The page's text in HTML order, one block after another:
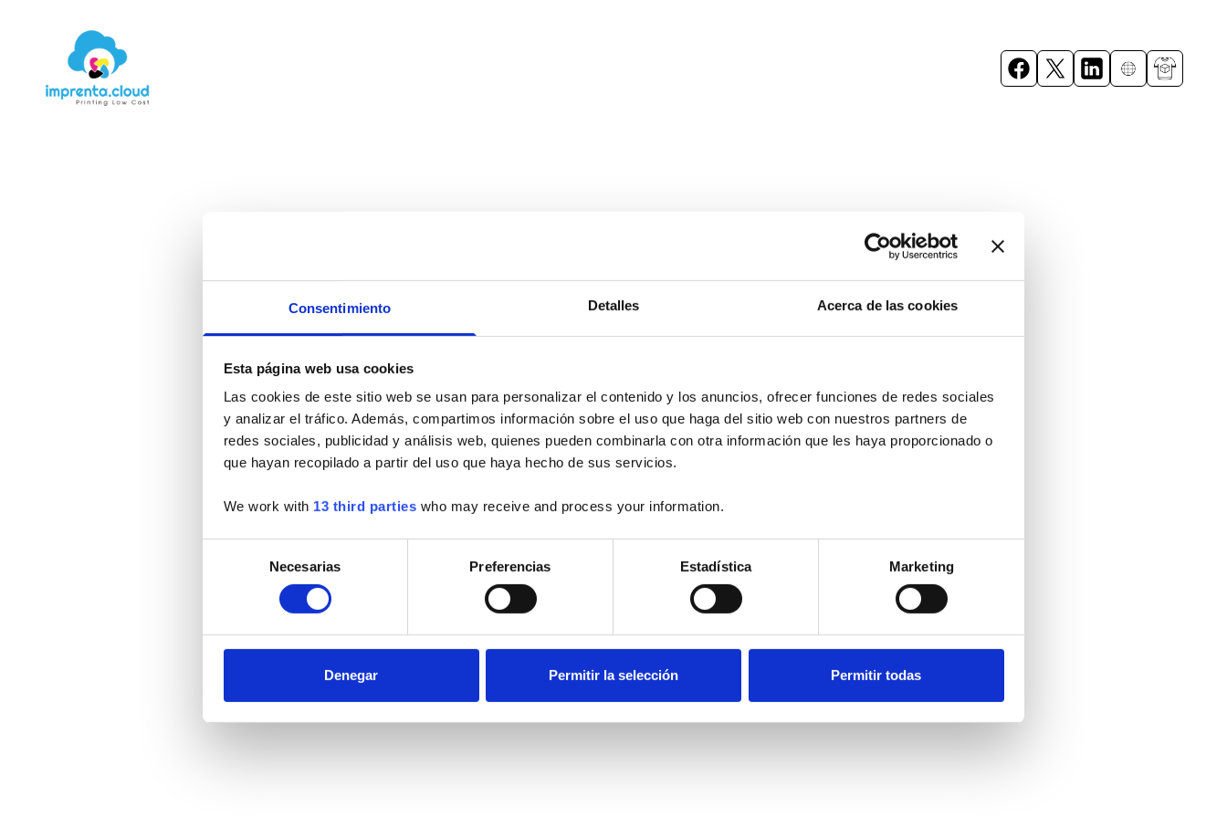
Consentimiento Detalles Acerca de las cookies
Esta página web usa cookies
Las cookies de este sitio web se usan para personalizar el contenido y los anuncios, ofrecer funciones de redes sociales
y analizar el tráfico. Además, compartimos información sobre el uso que haga del sitio web con nuestros partners de
redes sociales, publicidad y análisis web, quienes pueden combinarla con otra información que les haya proporcionado o
que hayan recopilado a partir del uso que haya hecho de sus servicios.
We work with 13 third parties who may receive and process your information.
consentimiento
Necesarias Preferencias Estadística Marketing
Denegar Permitir la selección Permitir todas